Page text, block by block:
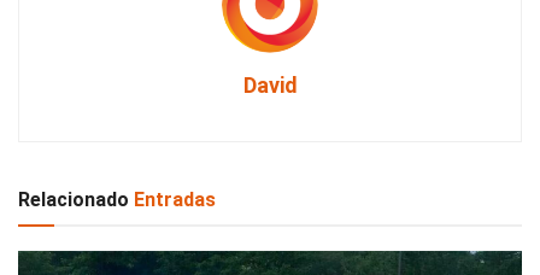
David
Relacionado Entradas